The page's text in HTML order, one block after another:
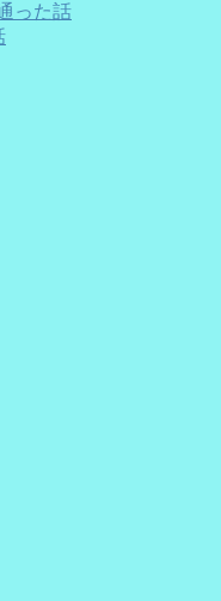
った話